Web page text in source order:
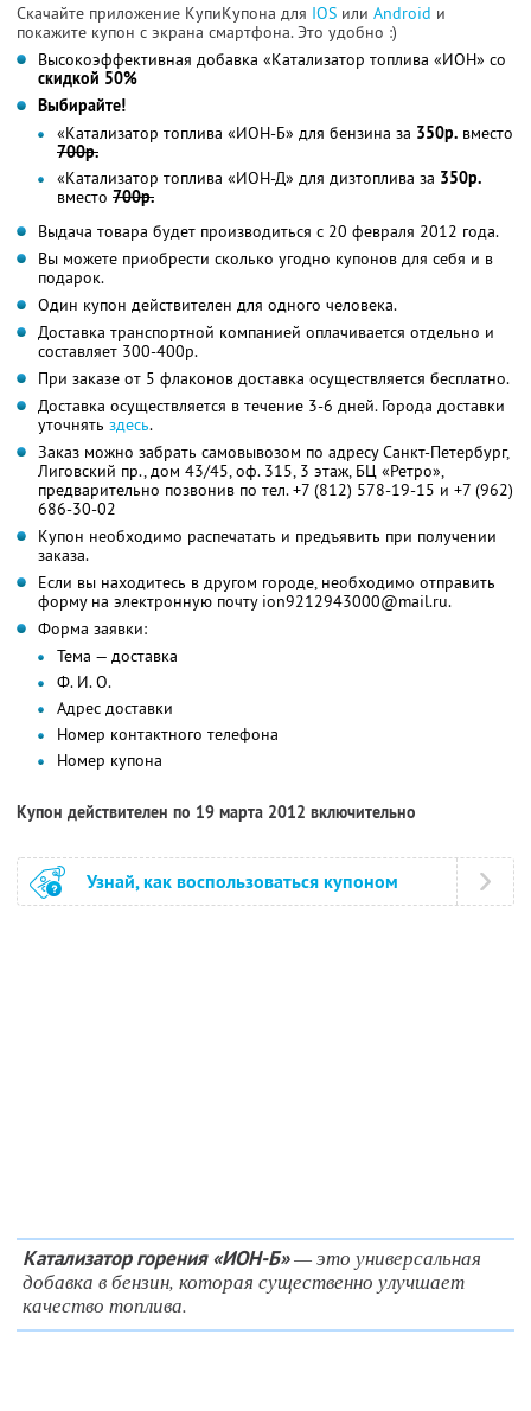
Скачайте приложение КупиКупона для IOS или Android и
покажите купон с экрана смартфона. Это удобно :)
Высокоэффективная добавка «Катализатор топлива «ИОН» со
скидкой 50%
Выбирайте!
«Катализатор топлива «ИОН-Б» для бензина за 350р. вместо
700р.
«Катализатор топлива «ИОН-Д» для дизтоплива за 350р.
вместо 700р.
Выдача товара будет производиться с 20 февраля 2012 года.
Вы можете приобрести сколько угодно купонов для себя и в
подарок.
Один купон действителен для одного человека.
Доставка транспортной компанией оплачивается отдельно и
составляет 300-400р.
При заказе от 5 флаконов доставка осуществляется бесплатно.
Доставка осуществляется в течение 3-6 дней. Города доставки
уточнять здесь.
Заказ можно забрать самовывозом по адресу Санкт-Петербург,
Лиговский пр., дом 43/45, оф. 315, 3 этаж, БЦ «Ретро»,
предварительно позвонив по тел. +7 (812) 578-19-15 и +7 (962)
686-30-02
Купон необходимо распечатать и предъявить при получении
заказа.
Если вы находитесь в другом городе, необходимо отправить
форму на электронную почту ion9212943000@mail.ru.
Форма заявки:
Тема — доставка
Ф. И. О.
Адрес доставки
Номер контактного телефона
Номер купона
Купон действителен по 19 марта 2012 включительно
Узнай, как воспользоваться купоном
Катализатор горения «ИОН-Б»— это универсальная
добавка в бензин, которая существенно улучшает
качество топлива.